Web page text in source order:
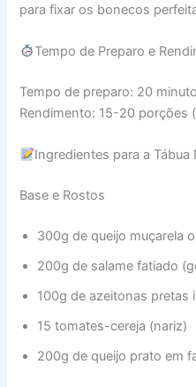
para fixar os bonecos
Tempo de Preparo e
Tempo de preparo: 20
Rendimento: 15-20 porções
Ingredientes para a Tábua
Base e Rostos
300g de queijo muçarela
200g de salame fatiado
100g de azeitonas pretas
15 tomates-cereja (nariz)
200g de queijo prato em